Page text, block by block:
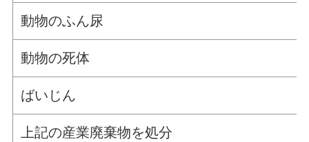
動物のふん尿
動物の死体
ばいじん
上記の産業廃棄物を処分